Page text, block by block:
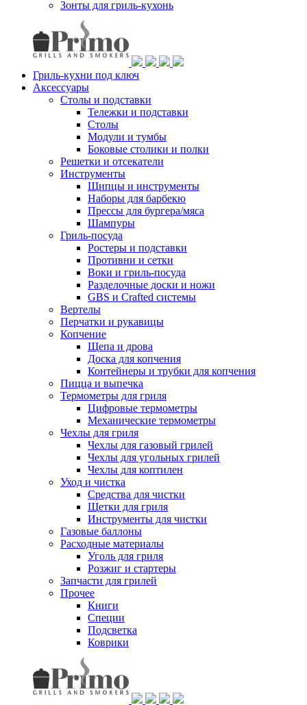
Зонты для гриль-кухонь
Гриль-кухни под ключ
Аксессуары
Столы и подставки
Тележки и подставки
Столы
Модули и тумбы
Боковые столики и полки
Решетки и отсекатели
Инструменты
Щипцы и инструменты
Наборы для барбекю
Прессы для бургера/мяса
Шампуры
Гриль-посуда
Ростеры и подставки
Противни и сетки
Воки и гриль-посуда
Разделочные доски и ножи
GBS и Crafted системы
Вертелы
Перчатки и рукавицы
Копчение
Щепа и дрова
Доска для копчения
Контейнеры и трубки для копчения
Пицца и выпечка
Термометры для гриля
Цифровые термометры
Механические термометры
Чехлы для гриля
Чехлы для газовый грилей
Чехлы для угольных грилей
Чехлы для коптилен
Уход и чистка
Средства для чистки
Щетки для гриля
Инструменты для чистки
Газовые баллоны
Расходные материалы
Уголь для гриля
Розжиг и стартеры
Запчасти для грилей
Прочее
Книги
Специи
Подсветка
Коврики